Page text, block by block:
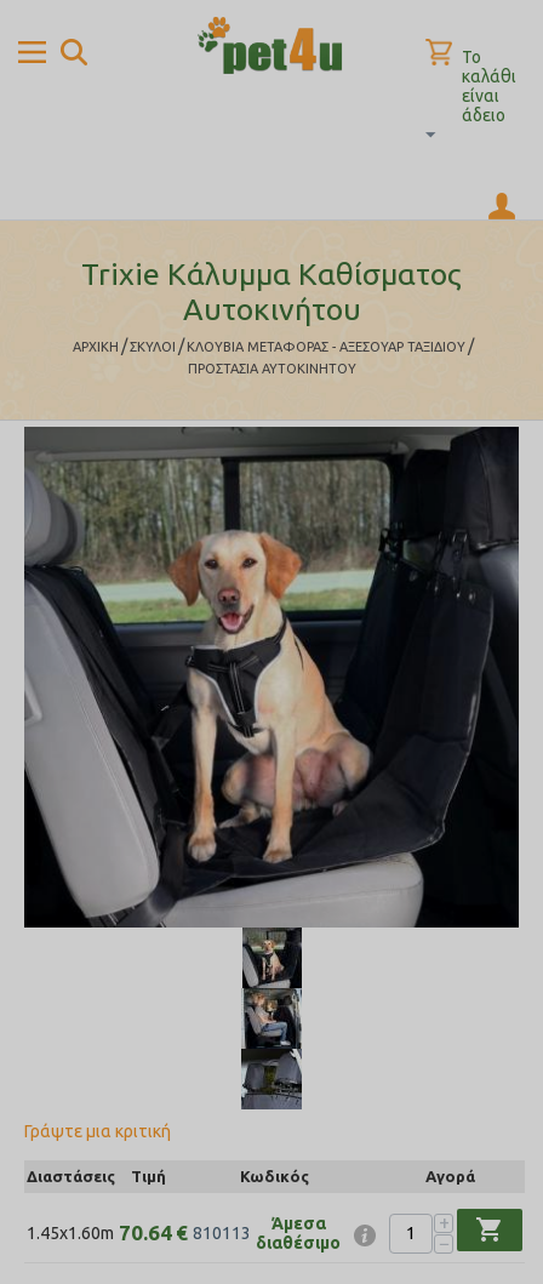
Το
καλάθι
είναι
άδειο
Trixie Κάλυμμα Καθίσματος
Αυτοκινήτου
ΑΡΧΙΚΉ / ΣΚΥΛΟΙ / ΚΛΟΥΒΙΑ ΜΕΤΑΦΟΡΑΣ - ΑΞΕΣΟΥΑΡ ΤΑΞΙΔΙΟΥ /
ΠΡΟΣΤΑΣΙΑ ΑΥΤΟΚΙΝΗΤΟΥ
Γράψτε μια κριτική
Διαστάσεις Τιμή Κωδικός Αγορά
1.45x1.60m 70.64 € 810113
Άμεσα
διαθέσιμο
+
−
shopping_cart